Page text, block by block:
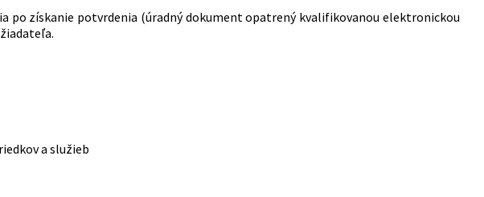
po získanie potvrdenia (úradný dokument opatrený kvalifikovanou elektronickou
a služieb